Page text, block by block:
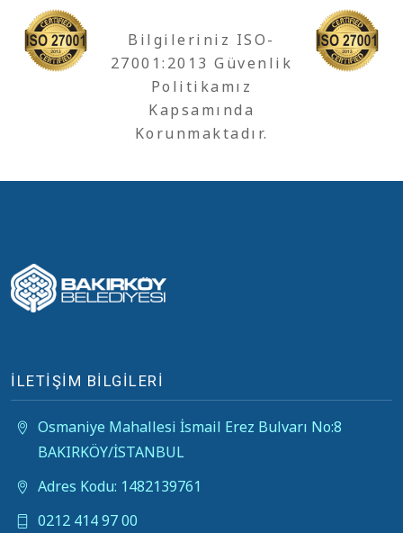
Bilgileriniz ISO-
27001:2013 Güvenlik
Politikamız
Kapsamında
Korunmaktadır.
İLETİŞİM BİLGİLERİ
Osmaniye Mahallesi İsmail Erez Bulvarı No:8
BAKIRKÖY/İSTANBUL
Adres Kodu: 1482139761
0212 414 97 00